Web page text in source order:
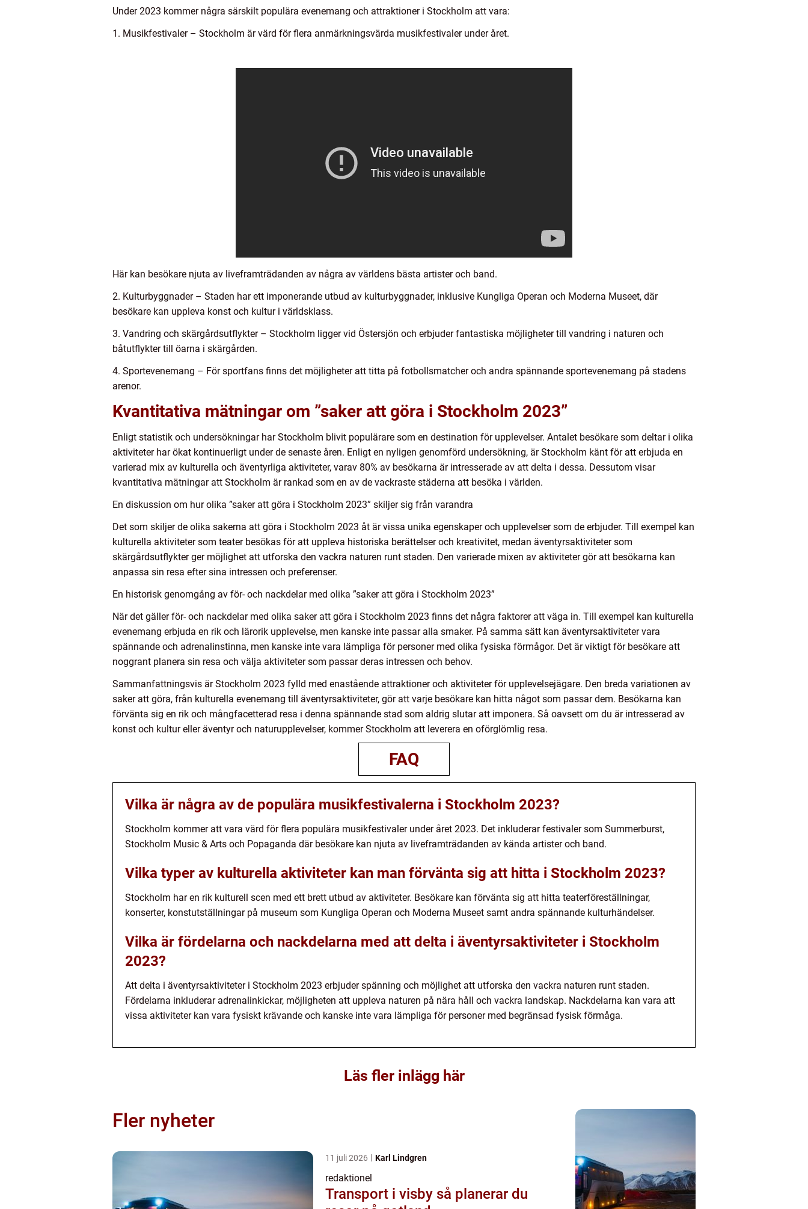
Under 2023 kommer några särskilt populära evenemang och attraktioner i Stockholm att vara:
1. Musikfestivaler – Stockholm är värd för flera anmärkningsvärda musikfestivaler under året.
Här kan besökare njuta av liveframträdanden av några av världens bästa artister och band.
2. Kulturbyggnader – Staden har ett imponerande utbud av kulturbyggnader, inklusive Kungliga Operan och Moderna Museet, där
besökare kan uppleva konst och kultur i världsklass.
3. Vandring och skärgårdsutflykter – Stockholm ligger vid Östersjön och erbjuder fantastiska möjligheter till vandring i naturen och
båtutflykter till öarna i skärgården.
4. Sportevenemang – För sportfans finns det möjligheter att titta på fotbollsmatcher och andra spännande sportevenemang på stadens
arenor.
Kvantitativa mätningar om ”saker att göra i Stockholm 2023”
Enligt statistik och undersökningar har Stockholm blivit populärare som en destination för upplevelser. Antalet besökare som deltar i olika
aktiviteter har ökat kontinuerligt under de senaste åren. Enligt en nyligen genomförd undersökning, är Stockholm känt för att erbjuda en
varierad mix av kulturella och äventyrliga aktiviteter, varav 80% av besökarna är intresserade av att delta i dessa. Dessutom visar
kvantitativa mätningar att Stockholm är rankad som en av de vackraste städerna att besöka i världen.
En diskussion om hur olika ”saker att göra i Stockholm 2023” skiljer sig från varandra
Det som skiljer de olika sakerna att göra i Stockholm 2023 åt är vissa unika egenskaper och upplevelser som de erbjuder. Till exempel kan
kulturella aktiviteter som teater besökas för att uppleva historiska berättelser och kreativitet, medan äventyrsaktiviteter som
skärgårdsutflykter ger möjlighet att utforska den vackra naturen runt staden. Den varierade mixen av aktiviteter gör att besökarna kan
anpassa sin resa efter sina intressen och preferenser.
En historisk genomgång av för- och nackdelar med olika ”saker att göra i Stockholm 2023”
När det gäller för- och nackdelar med olika saker att göra i Stockholm 2023 finns det några faktorer att väga in. Till exempel kan kulturella
evenemang erbjuda en rik och lärorik upplevelse, men kanske inte passar alla smaker. På samma sätt kan äventyrsaktiviteter vara
spännande och adrenalinstinna, men kanske inte vara lämpliga för personer med olika fysiska förmågor. Det är viktigt för besökare att
noggrant planera sin resa och välja aktiviteter som passar deras intressen och behov.
Sammanfattningsvis är Stockholm 2023 fylld med enastående attraktioner och aktiviteter för upplevelsejägare. Den breda variationen av
saker att göra, från kulturella evenemang till äventyrsaktiviteter, gör att varje besökare kan hitta något som passar dem. Besökarna kan
förvänta sig en rik och mångfacetterad resa i denna spännande stad som aldrig slutar att imponera. Så oavsett om du är intresserad av
konst och kultur eller äventyr och naturupplevelser, kommer Stockholm att leverera en oförglömlig resa.
FAQ
Vilka är några av de populära musikfestivalerna i Stockholm 2023?
Stockholm kommer att vara värd för flera populära musikfestivaler under året 2023. Det inkluderar festivaler som Summerburst,
Stockholm Music & Arts och Popaganda där besökare kan njuta av liveframträdanden av kända artister och band.
Vilka typer av kulturella aktiviteter kan man förvänta sig att hitta i Stockholm 2023?
Stockholm har en rik kulturell scen med ett brett utbud av aktiviteter. Besökare kan förvänta sig att hitta teaterföreställningar,
konserter, konstutställningar på museum som Kungliga Operan och Moderna Museet samt andra spännande kulturhändelser.
Vilka är fördelarna och nackdelarna med att delta i äventyrsaktiviteter i Stockholm
2023?
Att delta i äventyrsaktiviteter i Stockholm 2023 erbjuder spänning och möjlighet att utforska den vackra naturen runt staden.
Fördelarna inkluderar adrenalinkickar, möjligheten att uppleva naturen på nära håll och vackra landskap. Nackdelarna kan vara att
vissa aktiviteter kan vara fysiskt krävande och kanske inte vara lämpliga för personer med begränsad fysisk förmåga.
Läs fler inlägg här
Fler nyheter
11 juli 2026 Karl Lindgren
redaktionel
Transport i visby så planerar du